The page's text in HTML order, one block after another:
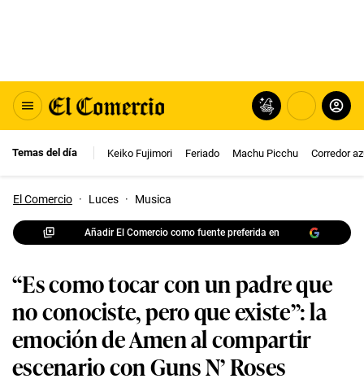
Temas del día Keiko Fujimori Feriado Machu Picchu Corredor
El Comercio · Luces · Musica
Añadir El Comercio como fuente preferida en
“Es como tocar con un padre que
no conociste, pero que existe”: la
emoción de Amen al compartir
escenario con Guns N’ Roses